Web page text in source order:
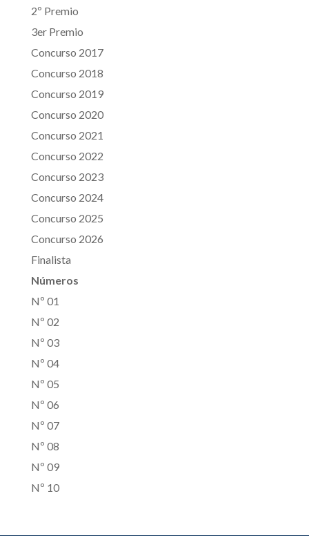
2º Premio
3er Premio
Concurso 2017
Concurso 2018
Concurso 2019
Concurso 2020
Concurso 2021
Concurso 2022
Concurso 2023
Concurso 2024
Concurso 2025
Concurso 2026
Finalista
Números
Nº 01
Nº 02
Nº 03
Nº 04
Nº 05
Nº 06
Nº 07
Nº 08
Nº 09
Nº 10